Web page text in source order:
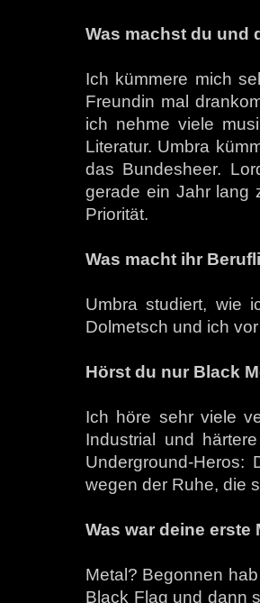
Was machst du und
Ich kümmere mich
Freundin mal
ich nehme viele
Literatur. Umbra
das Bundesheer.
gerade ein Jahr lang
Priorität.
Was macht ihr
Umbra studiert, wie
Dolmetsch und ich
Hörst du nur Black
Ich höre sehr viele
Industrial und
Underground-
wegen der Ruhe, die
Was war deine
Metal? Begonnen
Black Flag und dann